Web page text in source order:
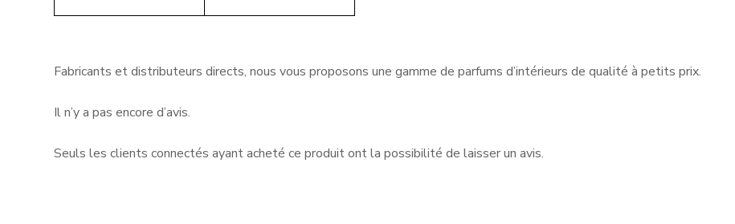
Fabricants et distributeurs directs, nous vous proposons une gamme de parfums d’intérieurs de qualité à petits prix.
Il n’y a pas encore d’avis.
Seuls les clients connectés ayant acheté ce produit ont la possibilité de laisser un avis.